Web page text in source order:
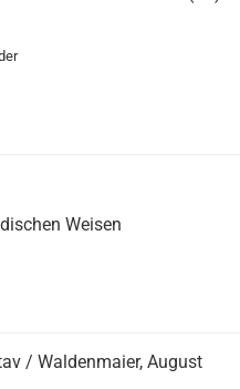
Weisen
/ Waldenmaier, August